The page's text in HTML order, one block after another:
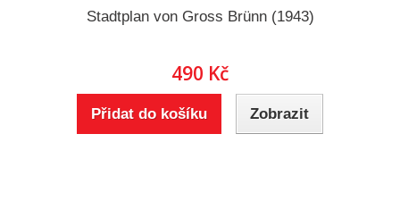
Stadtplan von Gross Brünn (1943)
490 Kč
Přidat do košíku Zobrazit